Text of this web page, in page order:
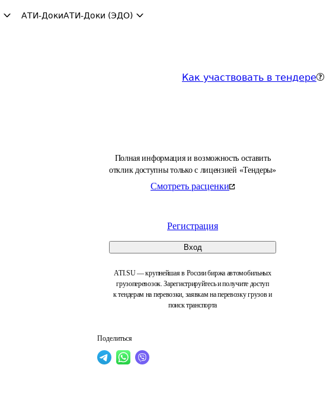
АТИ-ДокиАТИ-Доки (ЭДО)
Как участвовать в тендере
Полная информация и возможность оставить
отклик доступны только с лицензией «Тендеры»
Смотреть расценки
Регистрация
Вход
ATI.SU — крупнейшая в России биржа автомобильных
грузоперевозок. Зарегистрируйтесь и получите доступ
к тендерам на перевозки, заявкам на перевозку грузов и
поиск транспорта
Поделиться